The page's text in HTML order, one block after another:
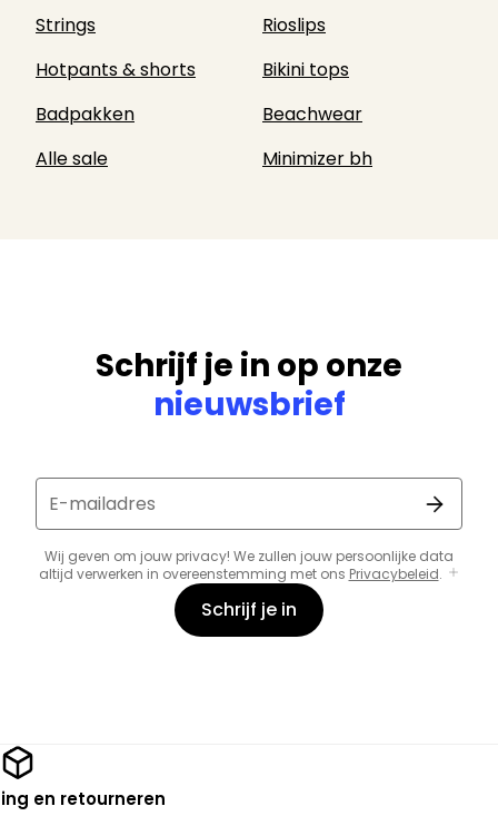
Strings
Rioslips
Hotpants & shorts
Bikini tops
Badpakken
Beachwear
Alle sale
Minimizer bh
Schrijf je in op onze
nieuwsbrief
E-mailadres
Wij geven om jouw privacy! We zullen jouw persoonlijke data
altijd verwerken in overeenstemming met ons Privacybeleid.
Schrijf je in
en retourneren